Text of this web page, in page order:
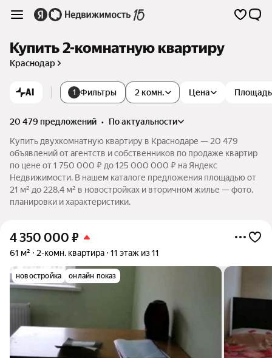
Купить 2-комнатную квартиру
Краснодар
AI 1 Фильтры 2 комн. Цена Площадь
20 479 предложений •
по актуальности
Купить двухкомнатную квартиру в Краснодаре — 20 479
объявлений от агентств и собственников по продаже квартир
по цене от 1 750 000 ₽ до 125 000 000 ₽ на Яндекс
Недвижимости. В нашем каталоге предложения площадью от
21 м² до 228,4 м² в новостройках и вторичном жилье — фото,
планировки и характеристики.
4 350 000 ₽
61 м² 2-комн. квартира 11 этаж из 11
новостройка онлайн показ